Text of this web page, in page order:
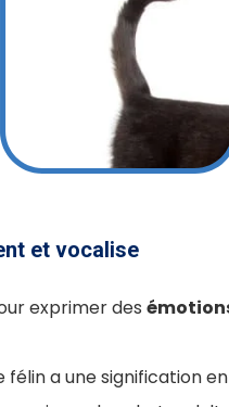
et vocalise
exprimer des
a une signification